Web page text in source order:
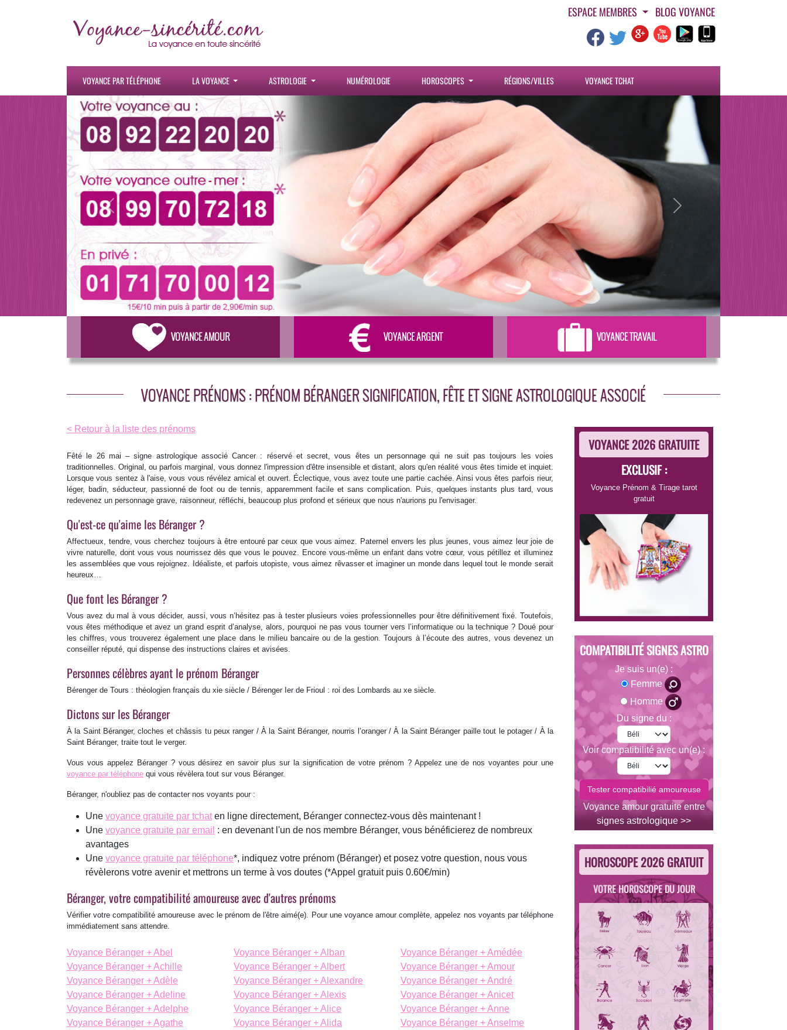
ESPACE MEMBRES BLOG VOYANCE
VOYANCE PAR TÉLÉPHONE LA VOYANCE ASTROLOGIE NUMÉROLOGIE HOROSCOPES RÉGIONS/VILLES VOYANCE TCHAT
Previous Next
VOYANCE AMOUR VOYANCE ARGENT VOYANCE TRAVAIL
VOYANCE PRÉNOMS : PRÉNOM BÉRANGER SIGNIFICATION, FÊTE ET SIGNE ASTROLOGIQUE ASSOCIÉ
< Retour à la liste des prénoms
Fêté le 26 mai – signe astrologique associé Cancer : réservé et secret, vous êtes un personnage qui ne suit pas toujours les voies
traditionnelles. Original, ou parfois marginal, vous donnez l'impression d'être insensible et distant, alors qu'en réalité vous êtes timide et inquiet.
Lorsque vous sentez à l'aise, vous vous révélez amical et ouvert. Éclectique, vous avez toute une partie cachée. Ainsi vous êtes parfois rieur,
léger, badin, séducteur, passionné de foot ou de tennis, apparemment facile et sans complication. Puis, quelques instants plus tard, vous
redevenez un personnage grave, raisonneur, réfléchi, beaucoup plus profond et sérieux que nous n'aurions pu l'envisager.
Qu'est-ce qu'aime les Béranger ?
Affectueux, tendre, vous cherchez toujours à être entouré par ceux que vous aimez. Paternel envers les plus jeunes, vous aimez leur joie de
vivre naturelle, dont vous vous nourrissez dès que vous le pouvez. Encore vous-même un enfant dans votre cœur, vous pétillez et illuminez
les assemblées que vous rejoignez. Idéaliste, et parfois utopiste, vous aimez rêvasser et imaginer un monde dans lequel tout le monde serait
heureux…
Que font les Béranger ?
Vous avez du mal à vous décider, aussi, vous n’hésitez pas à tester plusieurs voies professionnelles pour être définitivement fixé. Toutefois,
vous êtes méthodique et avez un grand esprit d’analyse, alors, pourquoi ne pas vous tourner vers l’informatique ou la technique ? Doué pour
les chiffres, vous trouverez également une place dans le milieu bancaire ou de la gestion. Toujours à l’écoute des autres, vous devenez un
conseiller réputé, qui dispense des instructions claires et avisées.
Personnes célèbres ayant le prénom Béranger
Bérenger de Tours : théologien français du xie siècle / Bérenger Ier de Frioul : roi des Lombards au xe siècle.
Dictons sur les Béranger
À la Saint Béranger, cloches et châssis tu peux ranger / À la Saint Béranger, nourris l’oranger / À la Saint Béranger paille tout le potager / À la
Saint Béranger, traite tout le verger.
Vous vous appelez Béranger ? vous désirez en savoir plus sur la signification de votre prénom ? Appelez une de nos voyantes pour une
voyance par téléphone qui vous révèlera tout sur vous Béranger.
Béranger, n'oubliez pas de contacter nos voyants pour :
Une voyance gratuite par tchaten ligne directement, Béranger connectez-vous dès maintenant !
Une voyance gratuite par email : en devenant l'un de nos membre Béranger, vous bénéficierez de nombreux
avantages
Une voyance gratuite par téléphone*, indiquez votre prénom (Béranger) et posez votre question, nous vous
révèlerons votre avenir et mettrons un terme à vos doutes (*Appel gratuit puis 0.60€/min)
Béranger, votre compatibilité amoureuse avec d'autres prénoms
Vérifier votre compatibilité amoureuse avec le prénom de l'être aimé(e). Pour une voyance amour complète, appelez nos voyants par téléphone
immédiatement sans attendre.
Voyance Béranger + Abel
Voyance Béranger + Achille
Voyance Béranger + Adèle
Voyance Béranger + Adeline
Voyance Béranger + Adelphe
Voyance Béranger + Agathe
Voyance Béranger + Alban
Voyance Béranger + Albert
Voyance Béranger + Alexandre
Voyance Béranger + Alexis
Voyance Béranger + Alice
Voyance Béranger + Alida
Voyance Béranger + Amédée
Voyance Béranger + Amour
Voyance Béranger + André
Voyance Béranger + Anicet
Voyance Béranger + Anne
Voyance Béranger + Anselme
VOYANCE 2026 GRATUITE
EXCLUSIF :
Voyance Prénom & Tirage tarot
gratuit
COMPATIBILITÉ SIGNES ASTRO
Je suis un(e) :
Femme
Homme
Du signe du :
Voir compatibilité avec un(e) :
Voyance amour gratuite entre
signes astrologique >>
HOROSCOPE 2026 GRATUIT
VOTRE HOROSCOPE DU JOUR